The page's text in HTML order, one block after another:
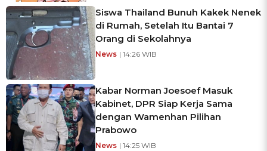
Siswa Thailand Bunuh Kakek Nenek
di Rumah, Setelah Itu Bantai 7
Orang di Sekolahnya
News | 14:26 WIB
Kabar Norman Joesoef Masuk
Kabinet, DPR Siap Kerja Sama
dengan Wamenhan Pilihan
Prabowo
News | 14:25 WIB